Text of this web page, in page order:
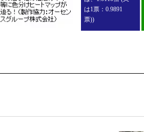
は1票：0.9891
票))